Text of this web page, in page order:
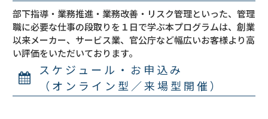
部下指導・業務推進・業務改善・リスク管理といった、管理
職に必要な仕事の段取りを１日で学ぶ本プログラムは、創業
以来メーカー、サービス業、官公庁など幅広いお客様より高
い評価をいただいております。
スケジュール・お申込み
（オンライン型／来場型開催）